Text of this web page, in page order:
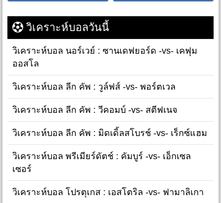
วิเคราะห์บอลวันนี้
วิเคราะห์บอล นอร์เวย์ : ซานเดฟยอร์ด -vs- เคฟุม
ออสโล
วิเคราะห์บอล ลีก คัพ : วูล์ฟส์ -vs- พอร์ตเวล
วิเคราะห์บอล ลีก คัพ : วีคอมบ์ -vs- สตีฟเนจ
วิเคราะห์บอล ลีก คัพ : มิดเดิ้ลสโบรช์ -vs- เร็กซ์แฮม
วิเคราะห์บอล พรีเมียร์ดัตช์ : คัมบูร์ -vs- เอ็กเซล
เซอร์
วิเคราะห์บอล โปรตุเกส : เอสโตริล -vs- ฟามาลิเกา